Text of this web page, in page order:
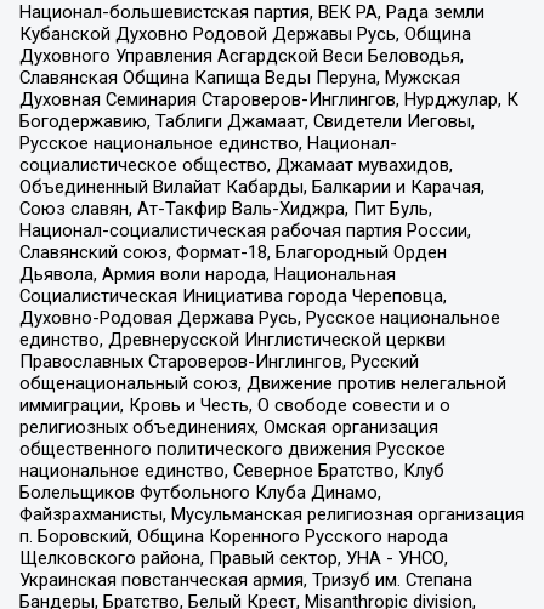
Национал-большевистская партия, ВЕК РА, Рада земли
Кубанской Духовно Родовой Державы Русь, Община
Духовного Управления Асгардской Веси Беловодья,
Славянская Община Капища Веды Перуна, Мужская
Духовная Семинария Староверов-Инглингов, Нурджулар, К
Богодержавию, Таблиги Джамаат, Свидетели Иеговы,
Русское национальное единство, Национал-
социалистическое общество, Джамаат мувахидов,
Объединенный Вилайат Кабарды, Балкарии и Карачая,
Союз славян, Ат-Такфир Валь-Хиджра, Пит Буль,
Национал-социалистическая рабочая партия России,
Славянский союз, Формат-18, Благородный Орден
Дьявола, Армия воли народа, Национальная
Социалистическая Инициатива города Череповца,
Духовно-Родовая Держава Русь, Русское национальное
единство, Древнерусской Инглистической церкви
Православных Староверов-Инглингов, Русский
общенациональный союз, Движение против нелегальной
иммиграции, Кровь и Честь, О свободе совести и о
религиозных объединениях, Омская организация
общественного политического движения Русское
национальное единство, Северное Братство, Клуб
Болельщиков Футбольного Клуба Динамо,
Файзрахманисты, Мусульманская религиозная организация
п. Боровский, Община Коренного Русского народа
Щелковского района, Правый сектор, УНА - УНСО,
Украинская повстанческая армия, Тризуб им. Степана
Бандеры, Братство, Белый Крест, Misanthropic division,